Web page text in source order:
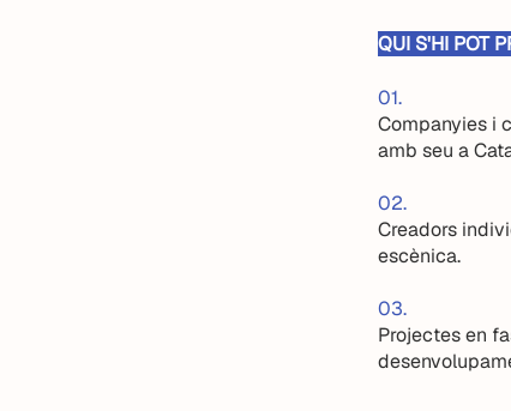
QUI S'HI POT
01.
Companyies i
amb seu a
02.
Creadors
escènica.
03.
Projectes en